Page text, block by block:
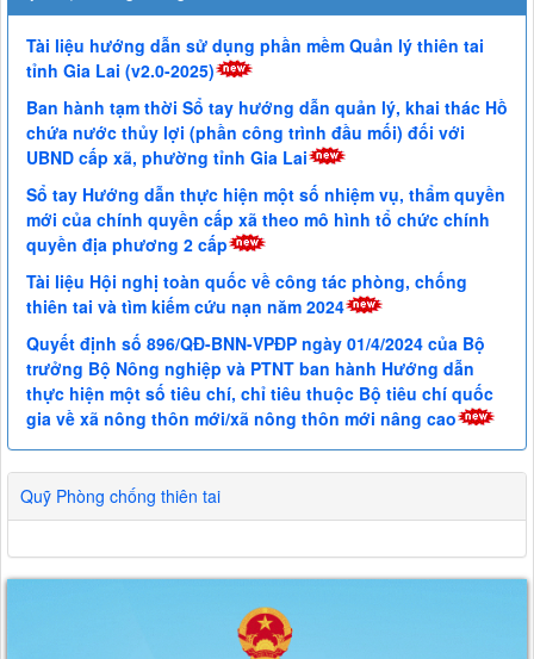
Tài liệu hướng dẫn sử dụng phần mềm Quản lý thiên tai
tỉnh Gia Lai (v2.0-2025)
Ban hành tạm thời Sổ tay hướng dẫn quản lý, khai thác Hồ
chứa nước thủy lợi (phần công trình đầu mối) đối với
UBND cấp xã, phường tỉnh Gia Lai
Sổ tay Hướng dẫn thực hiện một số nhiệm vụ, thẩm quyền
mới của chính quyền cấp xã theo mô hình tổ chức chính
quyền địa phương 2 cấp
Tài liệu Hội nghị toàn quốc về công tác phòng, chống
thiên tai và tìm kiếm cứu nạn năm 2024
Quyết định số 896/QĐ-BNN-VPĐP ngày 01/4/2024 của Bộ
trưởng Bộ Nông nghiệp và PTNT ban hành Hướng dẫn
thực hiện một số tiêu chí, chỉ tiêu thuộc Bộ tiêu chí quốc
gia về xã nông thôn mới/xã nông thôn mới nâng cao
Quỹ Phòng chống thiên tai